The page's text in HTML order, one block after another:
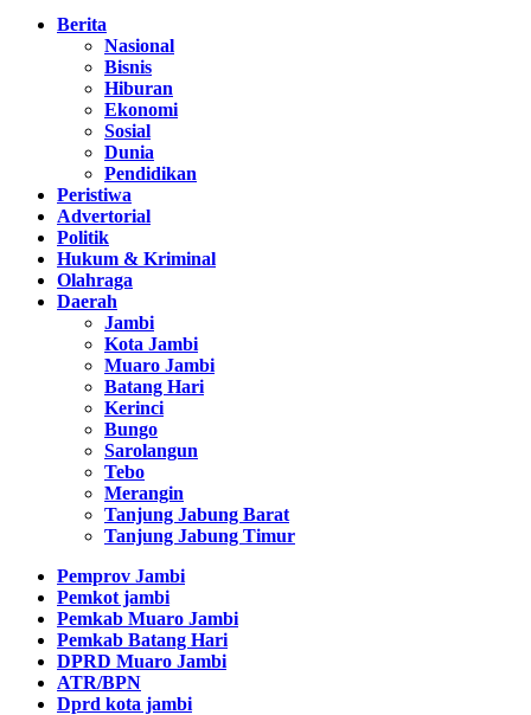
Berita
Nasional
Bisnis
Hiburan
Ekonomi
Sosial
Dunia
Pendidikan
Peristiwa
Advertorial
Politik
Hukum & Kriminal
Olahraga
Daerah
Jambi
Kota Jambi
Muaro Jambi
Batang Hari
Kerinci
Bungo
Sarolangun
Tebo
Merangin
Tanjung Jabung Barat
Tanjung Jabung Timur
Pemprov Jambi
Pemkot jambi
Pemkab Muaro Jambi
Pemkab Batang Hari
DPRD Muaro Jambi
ATR/BPN
Dprd kota jambi